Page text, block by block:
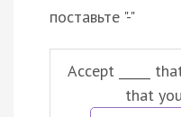
поставьте "-"
Accept _____
that